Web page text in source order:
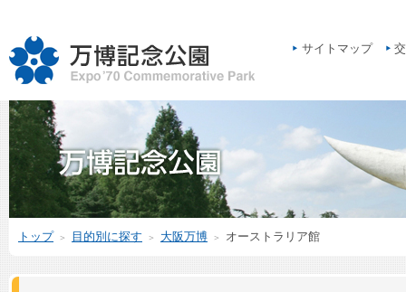
サイトマップ
トップ ＞ 目的別に探す ＞ 大阪万博 ＞ オーストラリア館